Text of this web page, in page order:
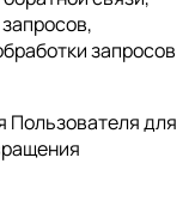
запросов
Пользователя для